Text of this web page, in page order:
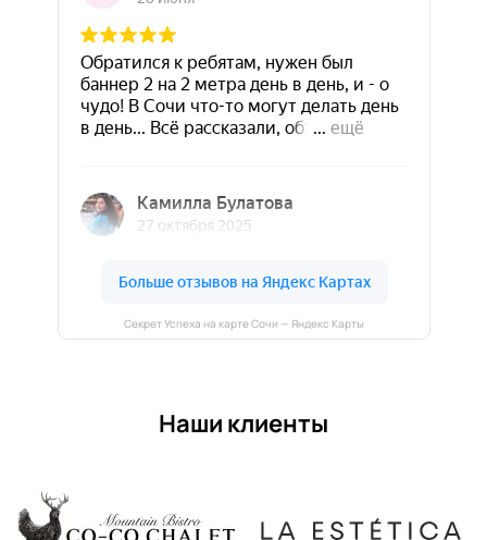
Секрет Успеха на карте Сочи — Яндекс Карты
Наши клиенты